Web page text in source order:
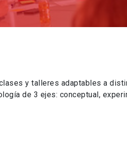
y talleres adaptables a
de 3 ejes: conceptual,